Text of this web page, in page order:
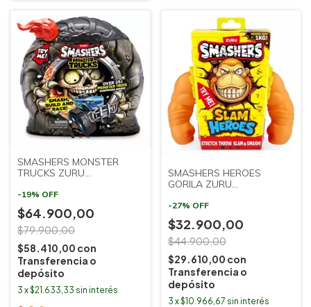
SMASHERS MONSTER
TRUCKS ZURU
-19% OFF
$64.900,00
$79.900,00
$58.410,00 con
Transferencia o
depósito
3 x$21.633,33 sin interés
SMASHERS HEROES
GORILA ZURU
-27% OFF
$32.900,00
$44.900,00
$29.610,00 con
Transferencia o
depósito
3 x$10.966,67 sin interés